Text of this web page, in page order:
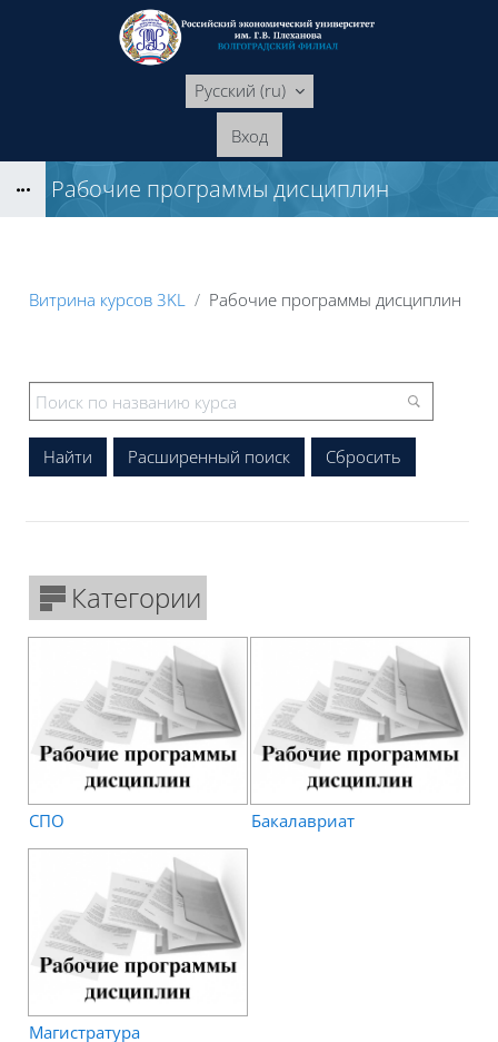
Перейти к основному содержанию
Русский ‎(ru)‎
Вход
Рабочие программы дисциплин
Витрина курсов 3KL Рабочие программы дисциплин
Расширенный поиск
Категории
СПО Бакалавриат
Магистратура